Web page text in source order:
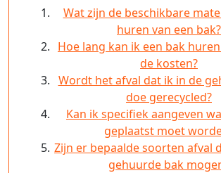
Wat zijn de beschikbare
huren van een bak?
Hoe lang kan ik een bak
de kosten?
Wordt het afval dat ik in de
doe gerecycled?
Kan ik specifiek aangeven
geplaatst moet
Zijn er bepaalde soorten afval
gehuurde bak